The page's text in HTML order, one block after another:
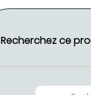
Recherchez ce